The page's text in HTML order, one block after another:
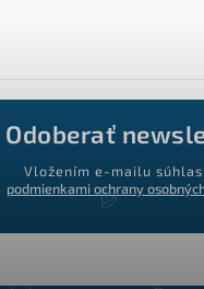
Odoberať
Vložením e-mailu
podmienkami ochrany